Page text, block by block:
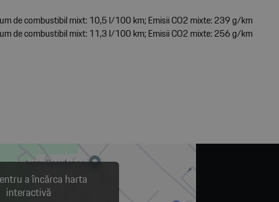
de combustibil mixt: 10,5 l/100 km; Emisii CO2 mixte: 239 g/km
de combustibil mixt: 11,3 l/100 km; Emisii CO2 mixte: 256 g/km
a încărca harta
interactivă